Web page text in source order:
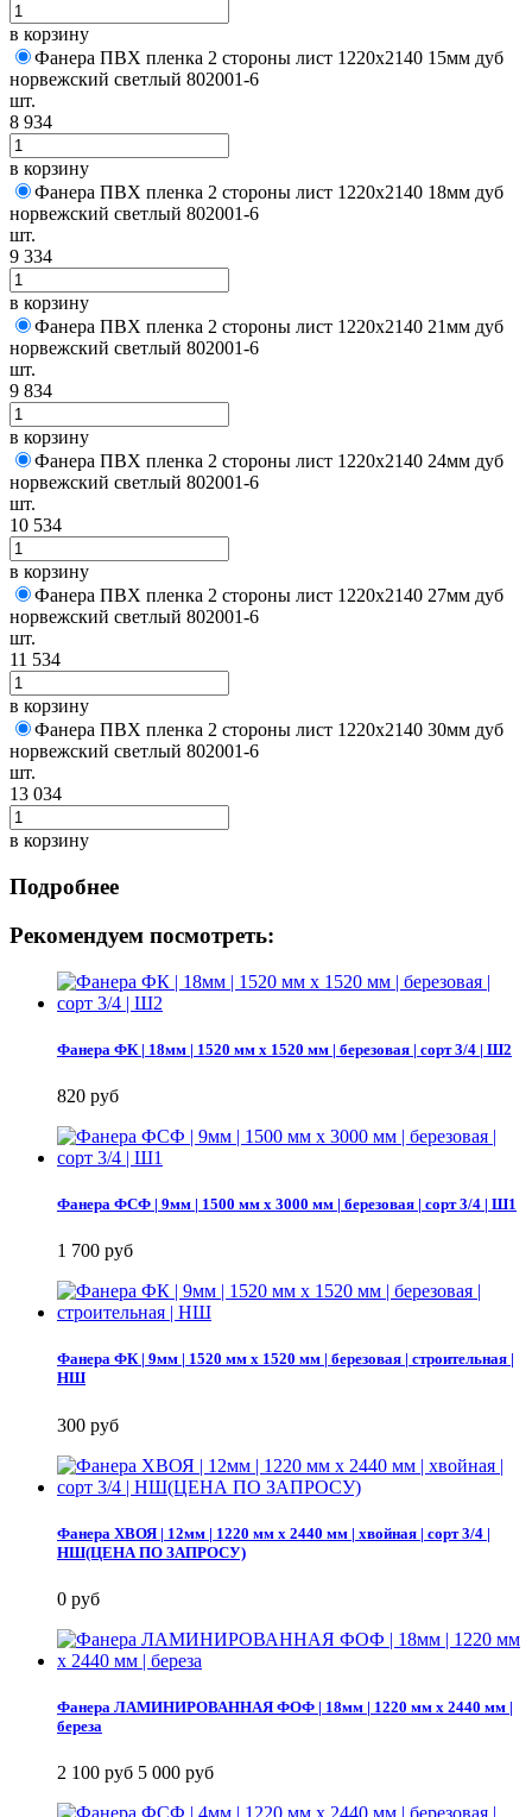
в корзину
Фанера ПВХ пленка 2 стороны лист 1220х2140 15мм дуб
норвежский светлый 802001-6
шт.
8 934
в корзину
Фанера ПВХ пленка 2 стороны лист 1220х2140 18мм дуб
норвежский светлый 802001-6
шт.
9 334
в корзину
Фанера ПВХ пленка 2 стороны лист 1220х2140 21мм дуб
норвежский светлый 802001-6
шт.
9 834
в корзину
Фанера ПВХ пленка 2 стороны лист 1220х2140 24мм дуб
норвежский светлый 802001-6
шт.
10 534
в корзину
Фанера ПВХ пленка 2 стороны лист 1220х2140 27мм дуб
норвежский светлый 802001-6
шт.
11 534
в корзину
Фанера ПВХ пленка 2 стороны лист 1220х2140 30мм дуб
норвежский светлый 802001-6
шт.
13 034
в корзину
Подробнее
Рекомендуем посмотреть:
Фанера ФК | 18мм | 1520 мм х 1520 мм | березовая | сорт 3/4 | Ш2
820 руб
Фанера ФСФ | 9мм | 1500 мм х 3000 мм | березовая | сорт 3/4 | Ш1
1 700 руб
Фанера ФК | 9мм | 1520 мм х 1520 мм | березовая | строительная |
НШ
300 руб
Фанера ХВОЯ | 12мм | 1220 мм х 2440 мм | хвойная | сорт 3/4 |
НШ(ЦЕНА ПО ЗАПРОСУ)
0 руб
Фанера ЛАМИНИРОВАННАЯ ФОФ | 18мм | 1220 мм х 2440 мм |
береза
2 100 руб 5 000 руб